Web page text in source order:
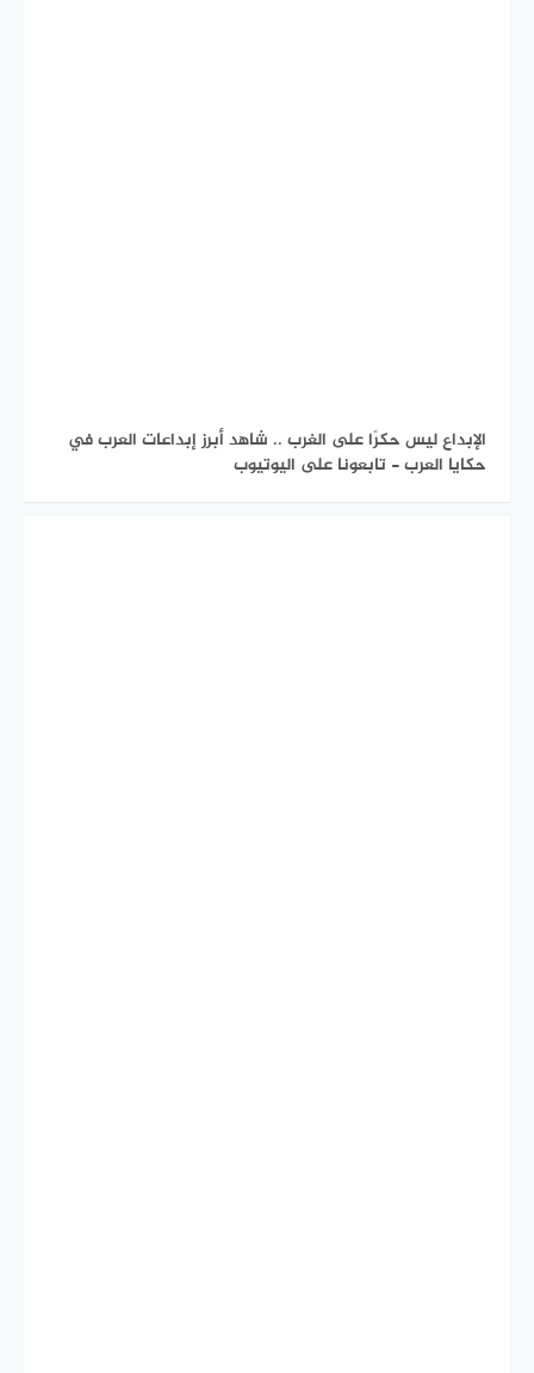
الإبداع ليس حكرًا على الغرب .. شاهد أبرز إبداعات العرب في
حكايا العرب - تابعونا على اليوتيوب